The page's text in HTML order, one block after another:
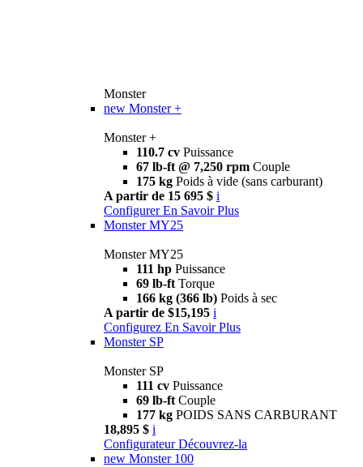
Monster
new Monster +
Monster +
110.7 cv Puissance
67 lb-ft @ 7,250 rpm Couple
175 kg Poids à vide (sans carburant)
A partir de 15 695 $ i
Configurer En Savoir Plus
Monster MY25
Monster MY25
111 hp Puissance
69 lb-ft Torque
166 kg (366 lb) Poids à sec
A partir de $15,195 i
Configurez En Savoir Plus
Monster SP
Monster SP
111 cv Puissance
69 lb-ft Couple
177 kg POIDS SANS CARBURANT
18,895 $ i
Configurateur Découvrez-la
new Monster 100